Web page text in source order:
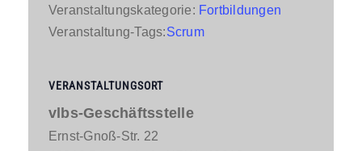
Veranstaltungskategorie: Fortbildungen
Veranstaltung-Tags:Scrum
VERANSTALTUNGSORT
vlbs-Geschäftsstelle
Ernst-Gnoß-Str. 22